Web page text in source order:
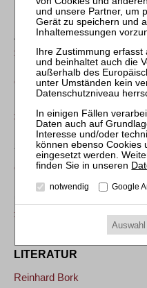
LAG Stuttgart, Urt. v.
Umsatzsteueranmeldungen
Zivilgerichten nicht bindend
ZRI 2026, 257
OVG Lüneburg, Urt. v.
Unterbrechung eines
ZRI 2026, 263
Strafrecht
OVG Münster, Beschl. v.
Rechtsfolgen der Verstöße
LITERATUR
Reinhard Bork
notwendig Google